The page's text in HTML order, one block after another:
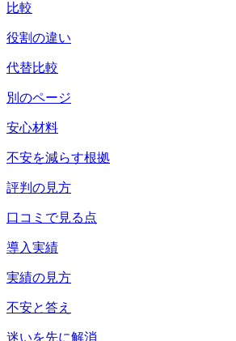
比較
役割の違い
代替比較
別のページ
安心材料
不安を減らす根拠
評判の見方
口コミで見る点
導入実績
実績の見方
不安と答え
迷いを先に解消